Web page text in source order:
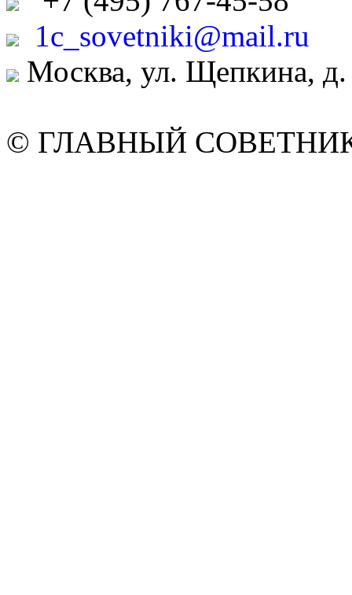
1c_sovetniki@mail.ru
Москва, ул. Щепкина,
© ГЛАВНЫЙ СОВЕТНИК.